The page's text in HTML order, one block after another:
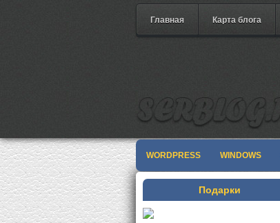
Главная Карта блога
WORDPRESS WINDOWS
Подарки